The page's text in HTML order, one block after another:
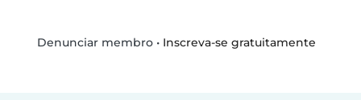
Denunciar membro• Inscreva-se gratuitamente